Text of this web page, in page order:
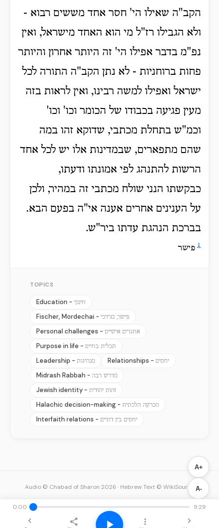
הקב"ה שאילו הי' חסר אחד מששים רבוא -
ולא הגבילו רז"ל מי הוא האחד מישראל, ואין
נפ"מ בדבר אפילו הי' זה היותר אחרון והיותר
פחות ברוחניות - לא נתן הקב"ה התורה לכל
ישראל ואפילו למשה רבינו, ואין לראות בזה
מעין פגיעה בכבודו של הכומר וכו' וכו'
וכמ"ש בתחלת מכתבי, שדוקא זהו במה
שהם מתפארים, שבמדינות אלו יש לכל אחד
הרשות להתנהג לפי אמונתו ודעתו,
כבקשתו הנני שולח מכתבי זה במהיר, ולכן
על הענינים אחרים אענה אי"ה בפעם הבא.
בברכת הנהגת עדתו ביר"ש.
1 פישר
TOPICS
Education - חינוך
Fischer, Mordechai - פישר, מרדכי
Personal challenges - אתגרים אישיים
Purpose in life - תכלית בחיים
Leadership - מנהיגות Relationships - יחסים
Midrash Rabbah - מדרש רבה
Jewish identity - זהות יהודית
Halachic decision-making - הכרעה הלכתית
Interfaith relations - יחסים בין דתיים
A+
A-
0:00 9:29
Audio © Chabad of Sharon 2026 · Hebrew Text © WikiSource